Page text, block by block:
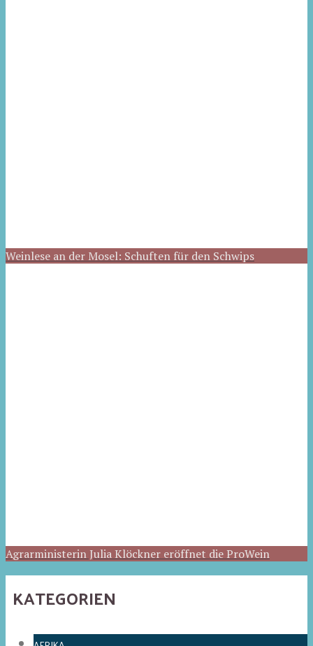
Weinlese an der Mosel: Schuften für den Schwips
Agrarministerin Julia Klöckner eröffnet die ProWein
KATEGORIEN